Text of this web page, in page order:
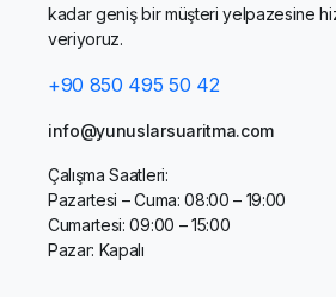
kadar geniş bir müşteri yelpazesine
veriyoruz.
+90 850 495 50 42
info@yunuslarsuaritma.com
Çalışma Saatleri:
Pazartesi – Cuma: 08:00 – 19:00
Cumartesi: 09:00 – 15:00
Pazar: Kapalı